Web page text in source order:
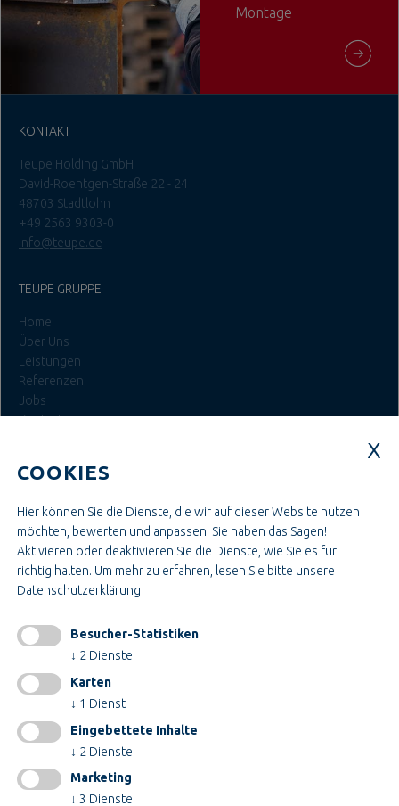
Montage
KONTAKT
Teupe Holding GmbH
David-Roentgen-Straße 22 - 24
48703 Stadtlohn
+49 2563 9303-0
info@teupe.de
TEUPE GRUPPE
Home
Über Uns
Leistungen
Referenzen
Jobs
Kontakt
Ausbildung & Studium
Bau- & Projektleitung
Administration & Verwaltung
Handwerk & Montage
Konstruktion & Technik
INFORMATIONEN
Impressum
AGB
Datenschutz
Cookieeinstellungen ändern
COOKIES
Hier können Sie die Dienste, die wir auf dieser Website nutzen
möchten, bewerten und anpassen. Sie haben das Sagen!
Aktivieren oder deaktivieren Sie die Dienste, wie Sie es für
richtig halten. Um mehr zu erfahren, lesen Sie bitte unsere
Datenschutzerklärung
Besucher-Statistiken
↓ 2 Dienste
Karten
↓ 1 Dienst
Eingebettete Inhalte
↓ 2 Dienste
Marketing
↓ 3 Dienste